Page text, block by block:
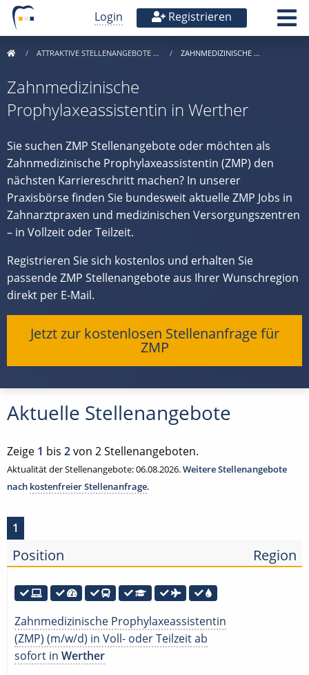
Login Registrieren
ATTRAKTIVE STELLENANGEBOTE … ZAHNMEDIZINISCHE …
Zahnmedizinische
Prophylaxeassistentin in Werther
Sie suchen ZMP Stellenangebote oder möchten als
Zahnmedizinische Prophylaxeassistentin (ZMP) den
nächsten Karriereschritt machen? In unserer
Praxisbörse finden Sie bundesweit aktuelle ZMP Jobs in
Zahnarztpraxen und medizinischen Versorgungszentren
– in Vollzeit oder Teilzeit.
Registrieren Sie sich kostenlos und erhalten Sie
passende ZMP Stellenangebote aus Ihrer Wunschregion
direkt per E-Mail.
Jetzt zur kostenlosen Stellenanfrage für
ZMP
Aktuelle Stellenangebote
Zeige 1 bis 2von 2 Stellenangeboten.
Aktualität der Stellenangebote: 06.08.2026.Weitere Stellenangebote
nach kostenfreier Stellenanfrage.
1
Position Region
Zahnmedizinische Prophylaxeassistentin
(ZMP) (m/w/d) in Voll- oder Teilzeit ab
sofort in Werther